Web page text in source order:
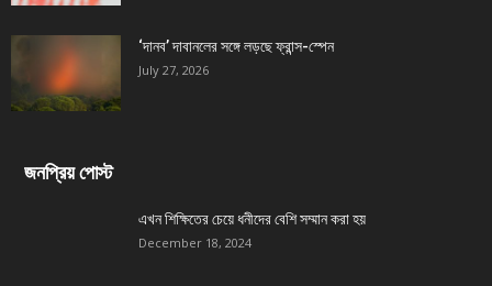
‘দানব’ দাবানলের সঙ্গে লড়ছে ফ্রান্স-স্পেন
July 27, 2026
জনপ্রিয় পোস্ট
এখন শিক্ষিতের চেয়ে ধনীদের বেশি সম্মান করা হয়
December 18, 2024